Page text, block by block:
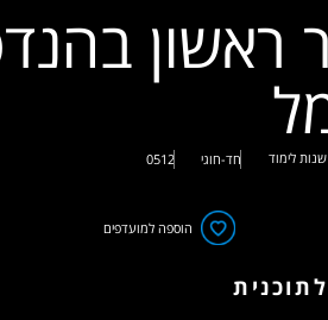
ראשון
חד-חוגי 0512
הוספה למועדפים